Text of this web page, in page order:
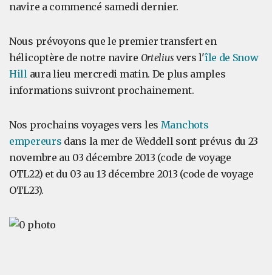
navire a commencé samedi dernier.
Nous prévoyons que le premier transfert en
hélicoptère de notre navire Ortelius vers l'île de Snow
Hillaura lieu mercredi matin. De plus amples
informations suivront prochainement.
Nos prochains voyages vers les Manchots
empereurs dans la mer de Weddell sont prévus du 23
novembre au 03 décembre 2013 (code de voyage
OTL22) et du 03 au 13 décembre 2013 (code de voyage
OTL23).